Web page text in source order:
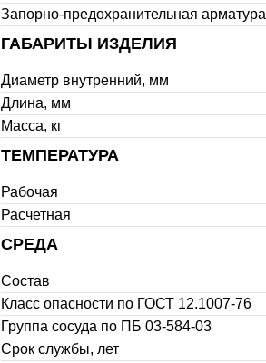
Запорно-предохранительная арматура
ГАБАРИТЫ ИЗДЕЛИЯ
Диаметр внутренний, мм
Длина, мм
Масса, кг
ТЕМПЕРАТУРА
Рабочая
Расчетная
СРЕДА
Состав
Класс опасности по ГОСТ 12.1007-76
Группа сосуда по ПБ 03-584-03
Срок службы, лет